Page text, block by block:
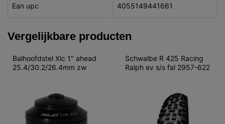
Ean upc 4055149441661
Vergelijkbare producten
Balhoofdstel Xlc 1" ahead
25.4/30.2/26.4mm zw
Schwalbe R 425 Racing
Ralph ev s/s fal 2957-622